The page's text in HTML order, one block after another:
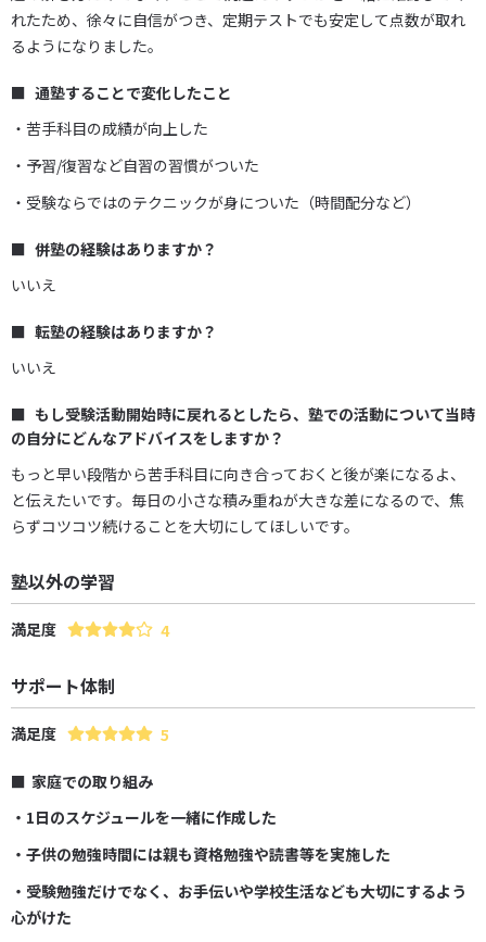
れたため、徐々に自信がつき、定期テストでも安定して点数が取れ
るようになりました。
通塾することで変化したこと
・苦手科目の成績が向上した
・予習/復習など自習の習慣がついた
・受験ならではのテクニックが身についた（時間配分など）
併塾の経験はありますか？
いいえ
転塾の経験はありますか？
いいえ
もし受験活動開始時に戻れるとしたら、塾での活動について当時
の自分にどんなアドバイスをしますか？
もっと早い段階から苦手科目に向き合っておくと後が楽になるよ、
と伝えたいです。毎日の小さな積み重ねが大きな差になるので、焦
らずコツコツ続けることを大切にしてほしいです。
塾以外の学習
満足度 4
サポート体制
満足度 5
家庭での取り組み
・1日のスケジュールを一緒に作成した
・子供の勉強時間には親も資格勉強や読書等を実施した
・受験勉強だけでなく、お手伝いや学校生活なども大切にするよう
心がけた